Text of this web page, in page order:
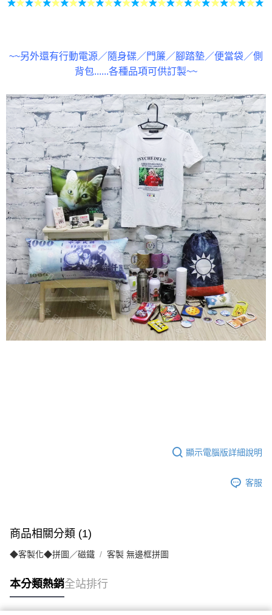
~~另外還有行動電源／隨身碟／門簾／腳踏墊／便當袋／側
背包......各種品項可供訂製~~
顯示電腦版詳細說明
客服
商品相關分類 (1)
◆客製化◆拼圖／磁鐵 客製 無邊框拼圖
本分類熱銷全站排行